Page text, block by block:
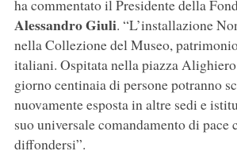
ha commentato il Presidente della
Alessandro Giuli. “L’installazione
nella Collezione del Museo,
italiani. Ospitata nella piazza
giorno centinaia di persone potranno
nuovamente esposta in altre sedi e
suo universale comandamento di pace
diffondersi”.